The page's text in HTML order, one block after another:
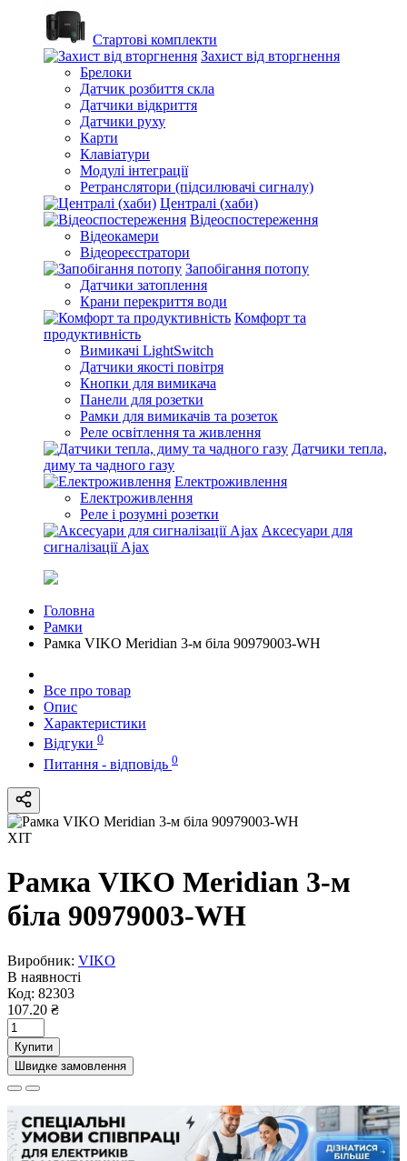
Стартові комплекти
Захист від вторгнення
Брелоки
Датчик розбиття скла
Датчики відкриття
Датчики руху
Карти
Клавіатури
Модулі інтеграції
Ретранслятори (підсилювачі сигналу)
Централі (хаби)
Відеоспостереження
Відеокамери
Відеореєстратори
Запобігання потопу
Датчики затоплення
Крани перекриття води
Комфорт та
продуктивність
Вимикачі LightSwitch
Датчики якості повітря
Кнопки для вимикача
Панели для розетки
Рамки для вимикачів та розеток
Реле освітлення та живлення
Датчики тепла,
диму та чадного газу
Електроживлення
Електроживлення
Реле і розумні розетки
Аксесуари для
сигналізації Ajax
Головна
Рамки
Рамка VIKO Meridian 3-м бiла 90979003-WH
Все про товар
Опис
Характеристики
Відгуки 0
Питання - відповідь 0
ХІТ
Рамка VIKO Meridian 3-м
бiла 90979003-WH
Виробник: VIKO
В наявності
Код: 82303
107.20 ₴
Купити
Швидке замовлення